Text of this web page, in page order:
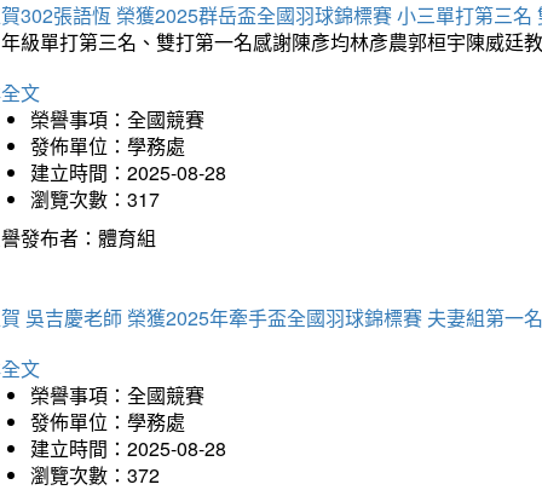
302張語恆 榮獲2025群岳盃全國羽球錦標賽 小三單打第三名
級單打第三名、雙打第一名感謝陳彥均林彥農郭桓宇陳威廷
文
榮譽事項：全國競賽
發佈單位：學務處
建立時間：2025-08-28
瀏覽次數：317
發布者：體育組
吳吉慶老師 榮獲2025年牽手盃全國羽球錦標賽 夫妻組第一名
文
榮譽事項：全國競賽
發佈單位：學務處
建立時間：2025-08-28
瀏覽次數：372